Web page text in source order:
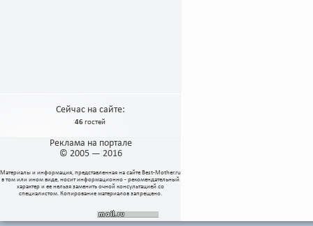
Сейчас на сайте:
46гостей
Реклама на портале
© 2005 — 2016
Материалы и информация, представленная на сайте Best-Mother.ru
в том или ином виде, носит информационно - рекомендательный
характер и ее нельзя заменить очной консультацией со
специалистом. Копирование материалов запрещено.